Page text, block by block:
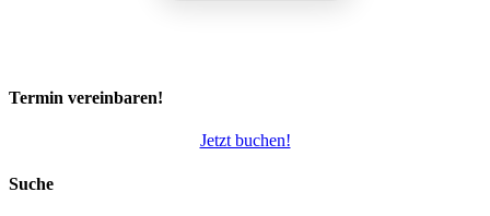
Termin vereinbaren!
Jetzt buchen!
Suche